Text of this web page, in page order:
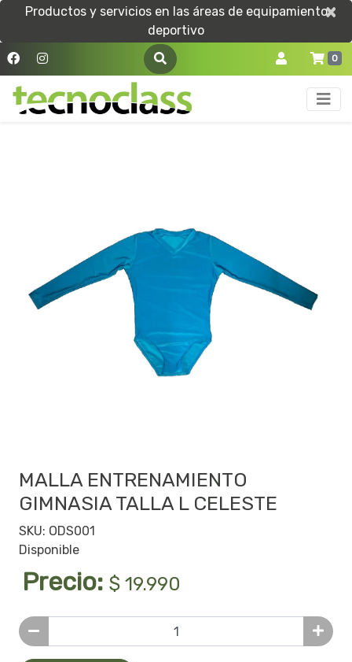
Productos y servicios en las áreas de equipamiento
deportivo
×
×
0
MALLA ENTRENAMIENTO
GIMNASIA TALLA L CELESTE
SKU: ODS001
Disponible
Precio: $ 19.990